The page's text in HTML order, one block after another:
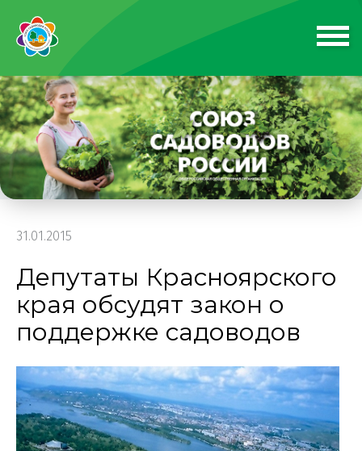
31.01.2015
Депутаты Красноярского
края обсудят закон о
поддержке садоводов